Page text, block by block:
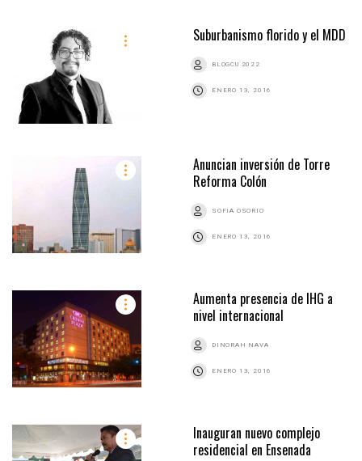
Suburbanismo florido y el MDD
BLOGCU 2022
ENERO 13, 2016
Anuncian inversión de Torre
Reforma Colón
SOFIA OSORIO
ENERO 13, 2016
Aumenta presencia de IHG a
nivel internacional
DINORAH NAVA
ENERO 13, 2016
Inauguran nuevo complejo
residencial en Ensenada